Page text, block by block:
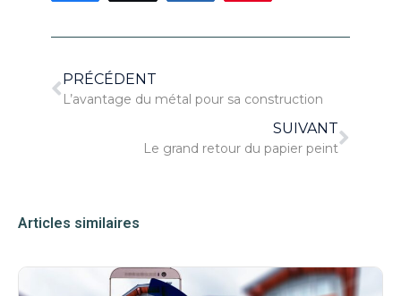
PRÉCÉDENT
L’avantage du métal pour sa construction
SUIVANT
Le grand retour du papier peint
Articles similaires